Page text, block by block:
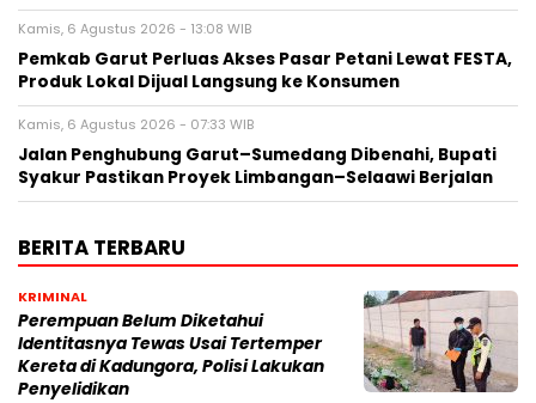
Kamis, 6 Agustus 2026 - 13:08 WIB
Pemkab Garut Perluas Akses Pasar Petani Lewat FESTA,
Produk Lokal Dijual Langsung ke Konsumen
Kamis, 6 Agustus 2026 - 07:33 WIB
Jalan Penghubung Garut–Sumedang Dibenahi, Bupati
Syakur Pastikan Proyek Limbangan–Selaawi Berjalan
BERITA TERBARU
KRIMINAL
Perempuan Belum Diketahui
Identitasnya Tewas Usai Tertemper
Kereta di Kadungora, Polisi Lakukan
Penyelidikan